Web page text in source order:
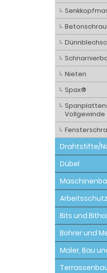
Nieten
Spax®
Vollgewinde
Drahtstifte/
Dübel
Arbeitsschutz
Bits und
Bohrer und
Maler, Bau